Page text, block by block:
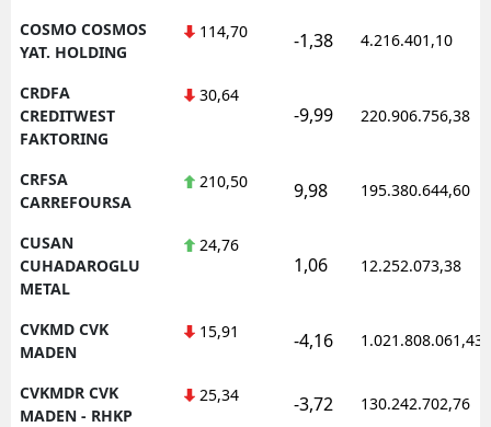
COSMO COSMOS
YAT. HOLDING
114,70 -1,38 4.216.401,10
CRDFA
CREDITWEST
FAKTORING
30,64
-9,99 220.906.756,38
CRFSA
CARREFOURSA
210,50 9,98 195.380.644,60
CUSAN
CUHADAROGLU
METAL
24,76
1,06 12.252.073,38
CVKMD CVK
MADEN
15,91 -4,16 1.021.808.061,43
CVKMDR CVK
MADEN - RHKP
25,34 -3,72 130.242.702,76